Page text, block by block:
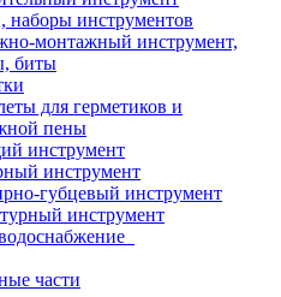
наборы инструментов
монтажный инструмент,
биты
для герметиков и
пены
инструмент
инструмент
губцевый инструмент
инструмент
части